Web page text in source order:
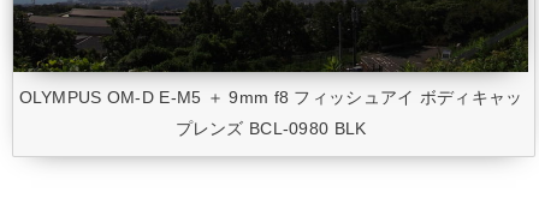
OLYMPUS OM-D E-M5 ＋ 9mm f8 フィッシュアイ ボディキャッ
プレンズ BCL-0980 BLK